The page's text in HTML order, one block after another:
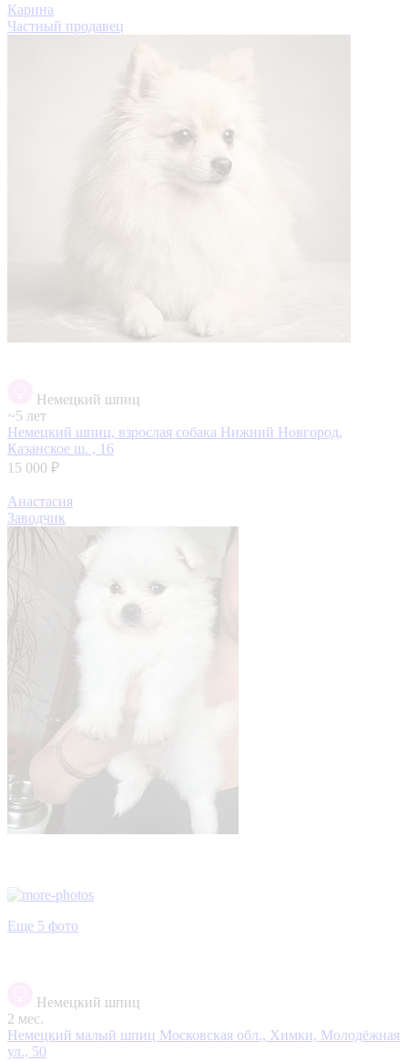
Карина
Частный продавец
Немецкий шпиц
~5 лет
Немецкий шпиц, взрослая собака Нижний Новгород,
Казанское ш. , 16
15 000 ₽
Анастасия
Заводчик
Еще 5 фото
Немецкий шпиц
2 мес.
Немецкий малый шпиц Московская обл., Химки, Молодёжная
ул., 50